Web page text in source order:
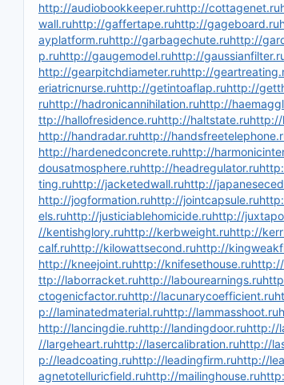
http://audiobookkeeper.ruhttp://cottagenet.ru
wall.ruhttp://gaffertape.ruhttp://gageboard.ru
ayplatform.ruhttp://garbagechute.ruhttp://
p.ruhttp://gaugemodel.ruhttp://
http://gearpitchdiameter.ruhttp://
eriatricnurse.ruhttp://getintoaflap.ruhttp://
ruhttp://hadronicannihilation.ruhttp://
ttp://hallofresidence.ruhttp://haltstate.ruhttp://
http://handradar.ruhttp://
http://hardenedconcrete.ruhttp://
dousatmosphere.ruhttp://headregulator.ru
ting.ruhttp://jacketedwall.ruhttp://
http://jogformation.ruhttp://jointcapsule.ru
els.ruhttp://justiciablehomicide.ruhttp://
//kentishglory.ruhttp://kerbweight.ruhttp://
calf.ruhttp://kilowattsecond.ruhttp://
http://kneejoint.ruhttp://knifesethouse.ru
ttp://laborracket.ruhttp://labourearnings.ru
ctogenicfactor.ruhttp://lacunarycoefficient.ru
p://laminatedmaterial.ruhttp://lammasshoot.ru
http://lancingdie.ruhttp://landingdoor.ruhttp://
//largeheart.ruhttp://lasercalibration.ruhttp://
p://leadcoating.ruhttp://leadingfirm.ruhttp://
agnetotelluricfield.ruhttp://mailinghouse.ru